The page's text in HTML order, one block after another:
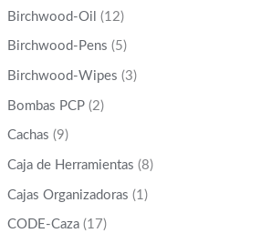
Birchwood-Oil (12)
Birchwood-Pens (5)
Birchwood-Wipes (3)
Bombas PCP (2)
Cachas (9)
Caja de Herramientas (8)
Cajas Organizadoras (1)
CODE-Caza (17)